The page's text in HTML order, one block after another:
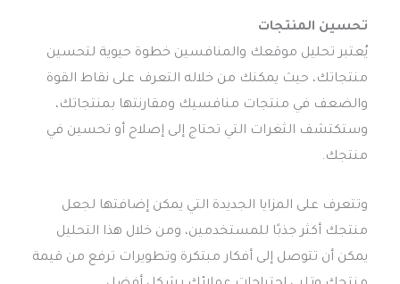
تحسين المنتجات
يُعتبر تحليل موقعك والمنافسين خطوة حيوية لتحسين
منتجاتك، حيث يمكنك من خلاله التعرف على نقاط القوة
والضعف في منتجات منافسيك ومقارنتها بمنتجاتك،
وستكتشف الثغرات التي تحتاج إلى إصلاح أو تحسين في
منتجك.
وتتعرف على المزايا الجديدة التي يمكن إضافتها لجعل
منتجك أكثر جذبًا للمستخدمين، ومن خلال هذا التحليل
يمكن أن تتوصل إلى أفكار مبتكرة وتطويرات ترفع من قيمة